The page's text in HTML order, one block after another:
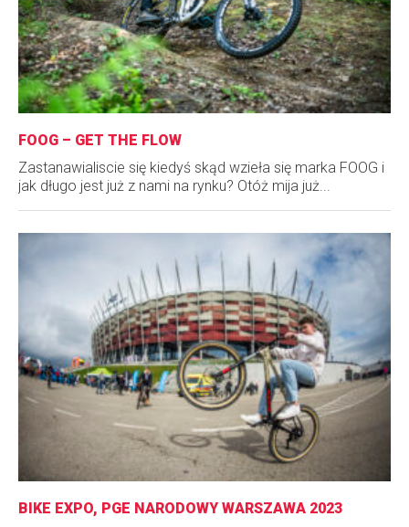
FOOG – GET THE FLOW
Zastanawialiscie się kiedyś skąd wzieła się marka FOOG i
jak długo jest już z nami na rynku? Otóż mija już...
BIKE EXPO, PGE NARODOWY WARSZAWA 2023